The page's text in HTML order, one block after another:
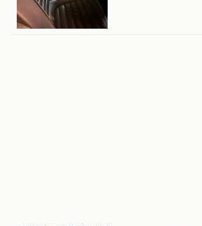
Sandra Melas
Profondeville